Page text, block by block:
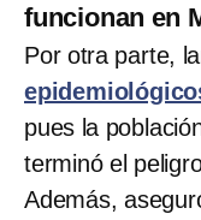
funcionan en
Por otra parte,
pues la
terminó el
Además,